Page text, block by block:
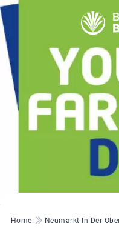
Pfadnavigation
Home Neumarkt In Der